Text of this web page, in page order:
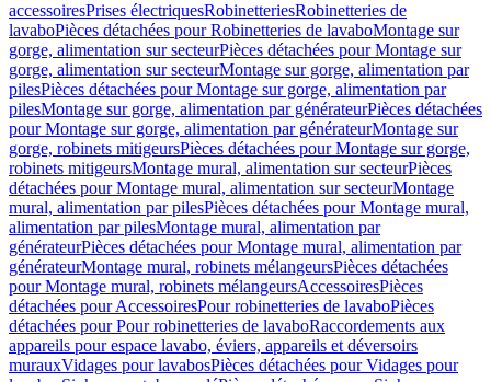
accessoiresPrises électriquesRobinetteriesRobinetteries de
lavaboPièces détachées pour Robinetteries de lavaboMontage sur
gorge, alimentation sur secteurPièces détachées pour Montage sur
gorge, alimentation sur secteurMontage sur gorge, alimentation par
pilesPièces détachées pour Montage sur gorge, alimentation par
pilesMontage sur gorge, alimentation par générateurPièces détachées
pour Montage sur gorge, alimentation par générateurMontage sur
gorge, robinets mitigeursPièces détachées pour Montage sur gorge,
robinets mitigeursMontage mural, alimentation sur secteurPièces
détachées pour Montage mural, alimentation sur secteurMontage
mural, alimentation par pilesPièces détachées pour Montage mural,
alimentation par pilesMontage mural, alimentation par
générateurPièces détachées pour Montage mural, alimentation par
générateurMontage mural, robinets mélangeursPièces détachées
pour Montage mural, robinets mélangeursAccessoiresPièces
détachées pour AccessoiresPour robinetteries de lavaboPièces
détachées pour Pour robinetteries de lavaboRaccordements aux
appareils pour espace lavabo, éviers, appareils et déversoirs
murauxVidages pour lavabosPièces détachées pour Vidages pour